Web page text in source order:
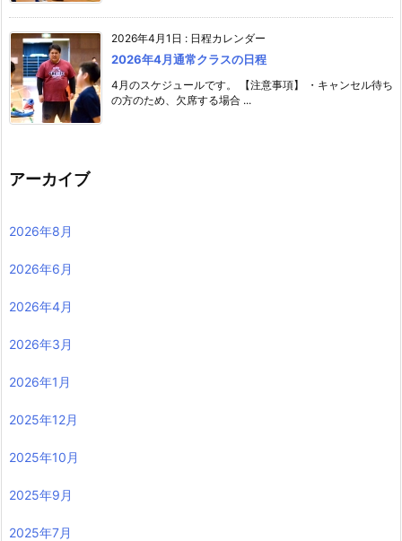
2026年4月1日 : 日程カレンダー
2026年4月通常クラスの日程
4月のスケジュールです。 【注意事項】 ・キャンセル待ち
の方のため、欠席する場合 ...
アーカイブ
2026年8月
2026年6月
2026年4月
2026年3月
2026年1月
2025年12月
2025年10月
2025年9月
2025年7月